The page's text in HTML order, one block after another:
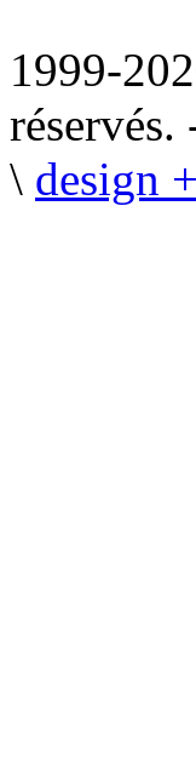
1999-
réservés.
\ design